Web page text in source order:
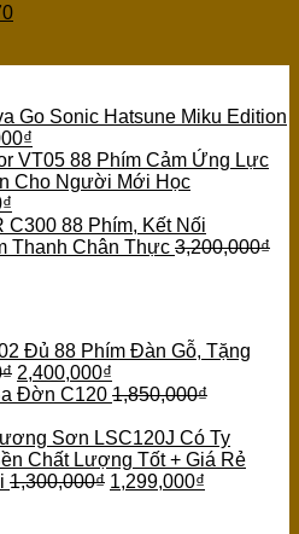
Go Sonic Hatsune Miku Edition
₫
VT05 88 Phím Cảm Ứng Lực
Cho Người Mới Học
₫
88 Phím, Kết Nối
Thanh Chân Thực 3,200,000₫
Đủ 88 Phím Đàn Gỗ, Tặng
₫ 2,400,000₫
Đờn C120 1,850,000₫
Sơn LSC120J Có Ty
Chất Lượng Tốt + Giá Rẻ
1,300,000₫ 1,299,000₫